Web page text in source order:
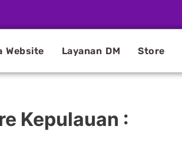
Website Layanan DM Store
Kepulauan :